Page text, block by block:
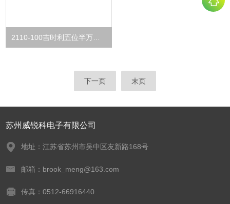
下一页 末页
苏州威锐科电子有限公司
地址：江苏省苏州市吴中区友新路168号
邮箱：brook_meng@163.com
传真：0512-66916440